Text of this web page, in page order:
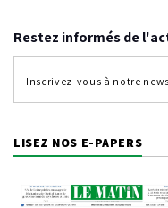
Restez informés de
LISEZ NOS E-PAPERS